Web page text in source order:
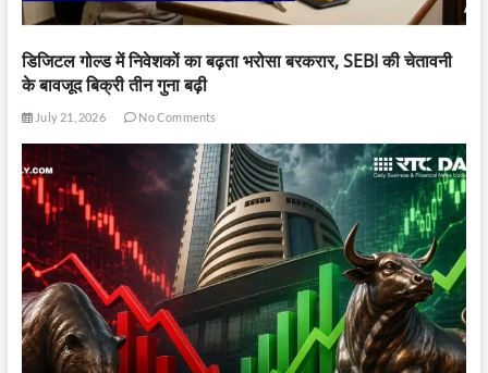
डिजिटल गोल्ड में निवेशकों का बढ़ता भरोसा बरकरार, SEBI की चेतावनी
के बावजूद बिक्री तीन गुना बढ़ी
July 21, 2026 No Comments